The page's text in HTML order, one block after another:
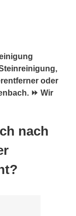
oder
⏩ Wir
nach